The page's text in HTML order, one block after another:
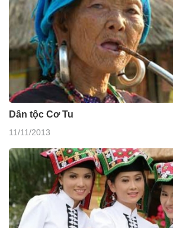
Dân tộc Cơ Tu
11/11/2013